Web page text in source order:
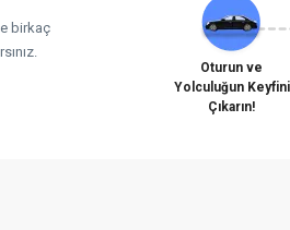
birkaç
Oturun ve
Yolculuğun Keyfini
Çıkarın!